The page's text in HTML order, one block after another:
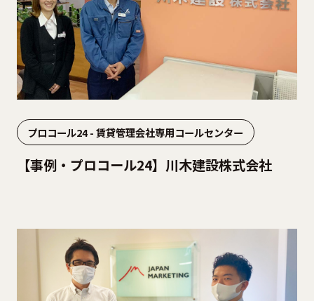
プロコール24 - 賃貸管理会社専用コールセンター
【事例・プロコール24】川木建設株式会社